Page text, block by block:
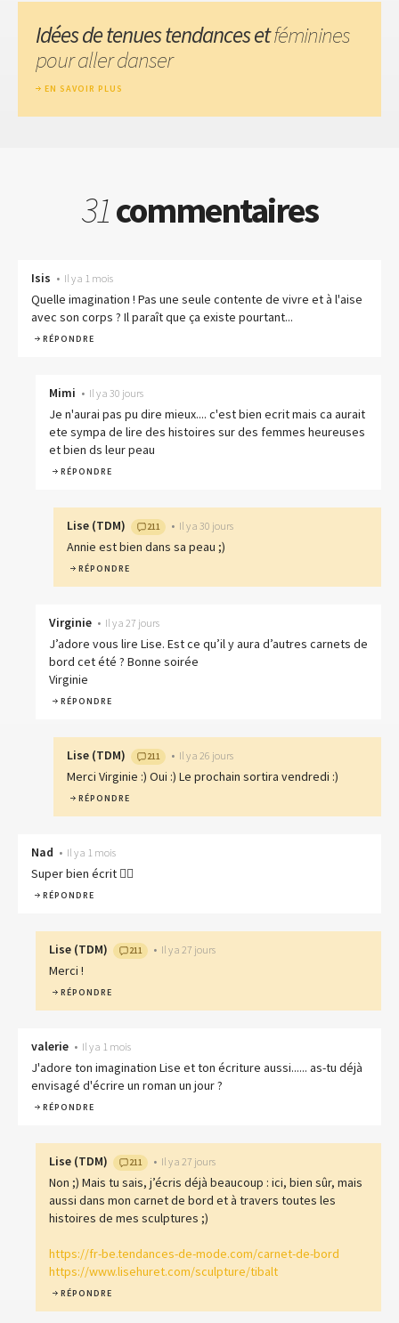
Idées de tenues tendances etféminines
pour aller danser
EN SAVOIR PLUS
31commentaires
Isis • Il y a 1 mois
Quelle imagination ! Pas une seule contente de vivre et à l'aise
avec son corps ? Il paraît que ça existe pourtant...
RÉPONDRE
Mimi • Il y a 30 jours
Je n'aurai pas pu dire mieux.... c'est bien ecrit mais ca aurait
ete sympa de lire des histoires sur des femmes heureuses
et bien ds leur peau
RÉPONDRE
Lise (TDM) 211 • Il y a 30 jours
Annie est bien dans sa peau ;)
RÉPONDRE
Virginie • Il y a 27 jours
J’adore vous lire Lise. Est ce qu’il y aura d’autres carnets de
bord cet été ? Bonne soirée
Virginie
RÉPONDRE
Lise (TDM) 211 • Il y a 26 jours
Merci Virginie :) Oui :) Le prochain sortira vendredi :)
RÉPONDRE
Nad • Il y a 1 mois
Super bien écrit 👍🏽
RÉPONDRE
Lise (TDM) 211 • Il y a 27 jours
Merci !
RÉPONDRE
valerie • Il y a 1 mois
J'adore ton imagination Lise et ton écriture aussi...... as-tu déjà
envisagé d'écrire un roman un jour ?
RÉPONDRE
Lise (TDM) 211 • Il y a 27 jours
Non ;) Mais tu sais, j’écris déjà beaucoup : ici, bien sûr, mais
aussi dans mon carnet de bord et à travers toutes les
histoires de mes sculptures ;)
https://fr-be.tendances-de-mode.com/carnet-de-bord
https://www.lisehuret.com/sculpture/tibalt
RÉPONDRE